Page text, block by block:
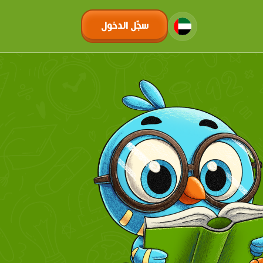
سجّل الدخول